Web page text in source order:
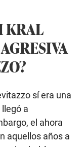
KRAL
sí era una
a
el ahora
aquellos años a